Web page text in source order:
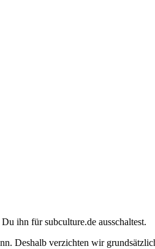
ihn für subculture.de ausschaltest.
Deshalb verzichten wir